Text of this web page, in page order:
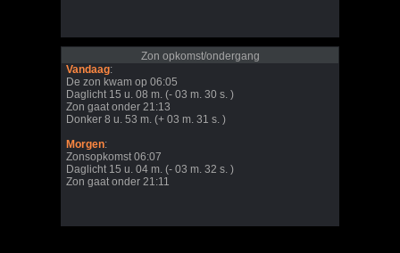
Zon opkomst/ondergang
Vandaag:
De zon kwam op 06:05
Daglicht 15 u. 08 m. (- 03 m. 30 s. )
Zon gaat onder 21:13
Donker 8 u. 53 m. (+ 03 m. 31 s. )
Morgen:
Zonsopkomst 06:07
Daglicht 15 u. 04 m. (- 03 m. 32 s. )
Zon gaat onder 21:11